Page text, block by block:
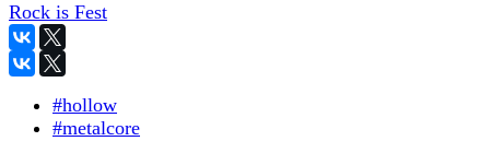
Rock is Fest
#hollow
#metalcore